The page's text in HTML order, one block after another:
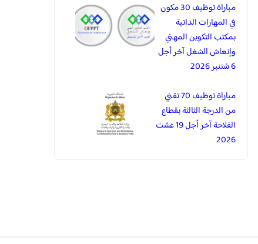
مباراة توظيف 30 مكون
في المهارات الداتية
بمكتب التكوين المهني
وإنعاش الشغل آخر أجل
6 شتنبر 2026
مباراة توظيف 70 تقني
من الدرجة الثالثة بقطاع
الفلاحة آخر أجل 19 غشت
2026